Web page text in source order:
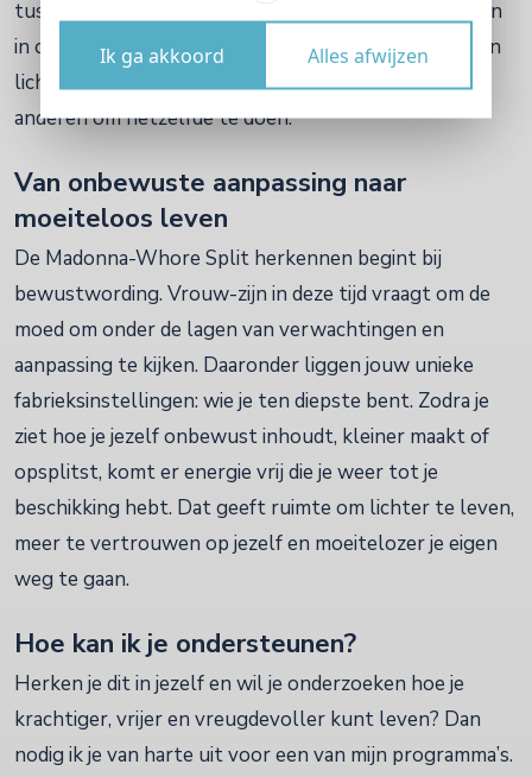
Ik ga akkoord Alles afwijzen
tussen uitersten, maar kunnen we onszelf meenemen
in ons leven en leiderschap. Dat maakt het niet alleen
lichter voor onszelf, maar geeft ook ruimte aan
anderen om hetzelfde te doen.
Van onbewuste aanpassing naar
moeiteloos leven
De Madonna-Whore Split herkennen begint bij
bewustwording. Vrouw-zijn in deze tijd vraagt om de
moed om onder de lagen van verwachtingen en
aanpassing te kijken. Daaronder liggen jouw unieke
fabrieksinstellingen: wie je ten diepste bent. Zodra je
ziet hoe je jezelf onbewust inhoudt, kleiner maakt of
opsplitst, komt er energie vrij die je weer tot je
beschikking hebt. Dat geeft ruimte om lichter te leven,
meer te vertrouwen op jezelf en moeitelozer je eigen
weg te gaan.
Hoe kan ik je ondersteunen?
Herken je dit in jezelf en wil je onderzoeken hoe je
krachtiger, vrijer en vreugdevoller kunt leven? Dan
nodig ik je van harte uit voor een van mijn programma’s.